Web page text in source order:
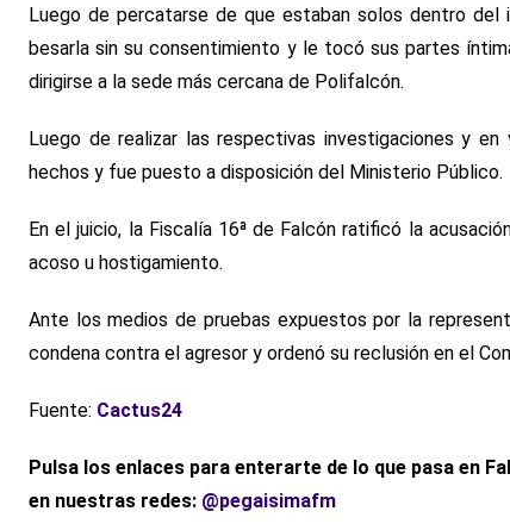
Luego de percatarse de que estaban solos dentro del
besarla sin su consentimiento y le tocó sus partes
dirigirse a la sede más cercana de Polifalcón.
Luego de realizar las respectivas investigaciones y
hechos y fue puesto a disposición del Ministerio Público.
En el juicio, la Fiscalía 16ª de Falcón ratificó la
acoso u hostigamiento.
Ante los medios de pruebas expuestos por la
condena contra el agresor y ordenó su reclusión en el
Fuente: Cactus24
Pulsa los enlaces para enterarte de lo que pasa en
en nuestras redes: @pegaisimafm